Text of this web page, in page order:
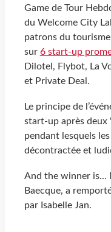
Game de Tour
du Welcome City
patrons du
sur 6 start-up
Dilotel, Flybot, La
et Private Deal.
Le principe de
start-up après deux
pendant lesquels
décontractée et
And the winner is...
Baecque, a
par Isabelle Jan.